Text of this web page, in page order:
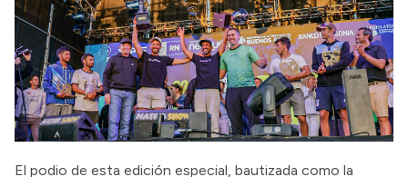
El podio de esta edición especial, bautizada como la